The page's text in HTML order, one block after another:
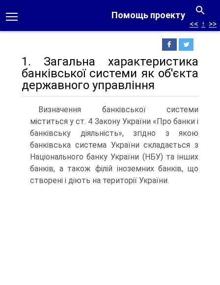
Помощь проекту
<< ↑ >>
1. Загальна характеристика
банківської системи як об'єкта
державного управління
Визначення банківської системи
міститься у ст. 4 Закону України «Про банки і
банківську діяльність», згідно з якою
банківська система України складається з
Національного банку України (НБУ) та інших
банків, а також філій іноземних банків, що
створені і діють на території України.